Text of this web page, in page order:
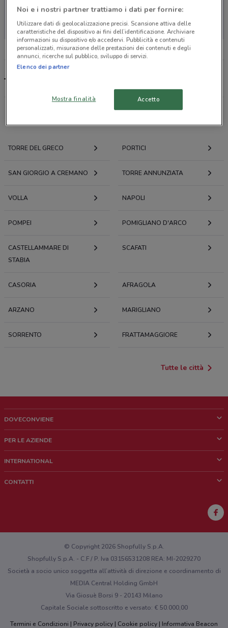
Non ci sono negozi nelle vicinanze
Team 7, offerte e negozi
TORRE DEL GRECO PORTICI
SAN GIORGIO A CREMANO TORRE ANNUNZIATA
VOLLA NAPOLI
POMPEI POMIGLIANO D'ARCO
CASTELLAMMARE DI
STABIA
SCAFATI
CASORIA AFRAGOLA
ARZANO MARIGLIANO
SORRENTO FRATTAMAGGIORE
Tutte le città
DOVECONVIENE
Chi siamo
Lavora con noi
PER LE AZIENDE
Richieste commerciali e marketing
INTERNATIONAL
CONTATTI
Hai un malfunzionamento sul web o sull'app?
© Copyright 2026 Shopfully S.p.A.
Shopfully S.p.A. - C.F / P. Iva 03156531208 REA: MI-2029270
Società a socio unico soggetta all’attività di direzione e coordinamento di
MEDIA Central Holding GmbH
Via Giosuè Borsi 9 - 20143 Milano
Capitale Sociale sottoscritto e versato: € 50.000,00
Termini e Condizioni
Privacy policy Cookie policy Informativa Beacon
Noi e i nostri partner trattiamo i dati per fornire:
Utilizzare dati di geolocalizzazione precisi. Scansione attiva delle
caratteristiche del dispositivo ai fini dell’identificazione. Archiviare
informazioni su dispositivo e/o accedervi. Pubblicità e contenuti
personalizzati, misurazione delle prestazioni dei contenuti e degli
annunci, ricerche sul pubblico, sviluppo di servizi.
Elenco dei partner
Mostra finalità Accetto